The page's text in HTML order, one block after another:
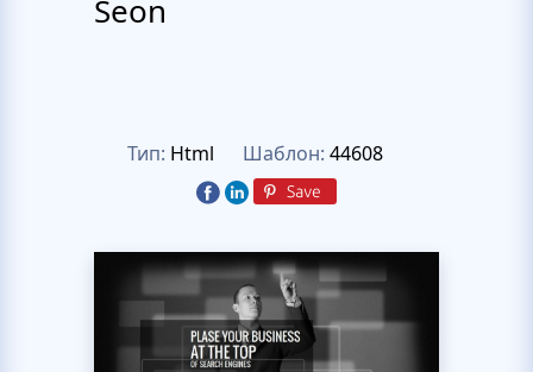
Seon
Тип: Html Шаблон: 44608